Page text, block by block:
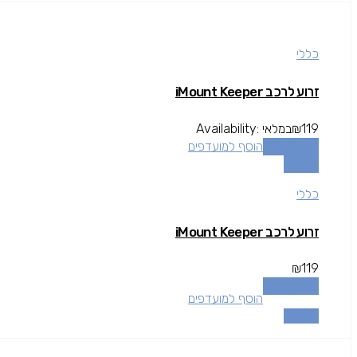
כללי
זרוע לרכב iMount Keeper
₪119
Availability: במלאי
הוסף למועדפים
כללי
זרוע לרכב iMount Keeper
₪119
הוסף למועדפים